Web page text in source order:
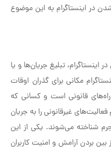
در اینستاگرام به این موضوع
تبلیغ جریان‌ها و یا
مکانی برای گذران اوقات
قانونی است و کسانی که
فعالیت‌های غیرقانونی را به جریان
شناخته می‌شوند. یکی از این
بین بردن آرامش و امنیت کاربران